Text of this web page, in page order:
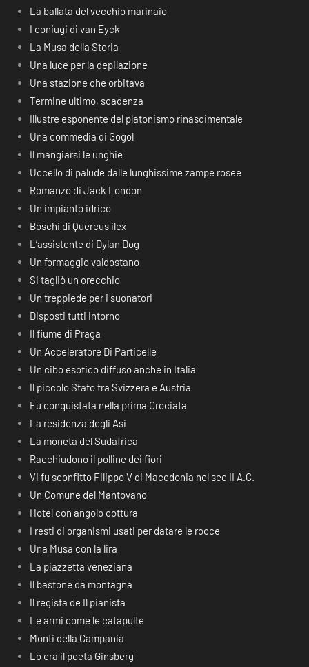
La ballata del vecchio marinaio
I coniugi di van Eyck
La Musa della Storia
Una luce per la depilazione
Una stazione che orbitava
Termine ultimo, scadenza
Illustre esponente del platonismo rinascimentale
Una commedia di Gogol
Il mangiarsi le unghie
Uccello di palude dalle lunghissime zampe rosee
Romanzo di Jack London
Un impianto idrico
Boschi di Quercus ilex
L’assistente di Dylan Dog
Un formaggio valdostano
Si tagliò un orecchio
Un treppiede per i suonatori
Disposti tutti intorno
Il fiume di Praga
Un Acceleratore Di Particelle
Un cibo esotico diffuso anche in Italia
Il piccolo Stato tra Svizzera e Austria
Fu conquistata nella prima Crociata
La residenza degli Asi
La moneta del Sudafrica
Racchiudono il polline dei fiori
Vi fu sconfitto Filippo V di Macedonia nel sec II A.C.
Un Comune del Mantovano
Hotel con angolo cottura
I resti di organismi usati per datare le rocce
Una Musa con la lira
La piazzetta veneziana
Il bastone da montagna
Il regista de Il pianista
Le armi come le catapulte
Monti della Campania
Lo era il poeta Ginsberg